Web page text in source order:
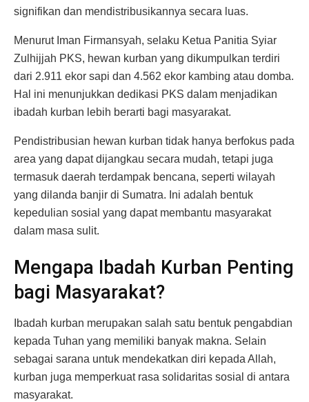
signifikan dan mendistribusikannya secara luas.
Menurut Iman Firmansyah, selaku Ketua Panitia Syiar
Zulhijjah PKS, hewan kurban yang dikumpulkan terdiri
dari 2.911 ekor sapi dan 4.562 ekor kambing atau domba.
Hal ini menunjukkan dedikasi PKS dalam menjadikan
ibadah kurban lebih berarti bagi masyarakat.
Pendistribusian hewan kurban tidak hanya berfokus pada
area yang dapat dijangkau secara mudah, tetapi juga
termasuk daerah terdampak bencana, seperti wilayah
yang dilanda banjir di Sumatra. Ini adalah bentuk
kepedulian sosial yang dapat membantu masyarakat
dalam masa sulit.
Mengapa Ibadah Kurban Penting
bagi Masyarakat?
Ibadah kurban merupakan salah satu bentuk pengabdian
kepada Tuhan yang memiliki banyak makna. Selain
sebagai sarana untuk mendekatkan diri kepada Allah,
kurban juga memperkuat rasa solidaritas sosial di antara
masyarakat.